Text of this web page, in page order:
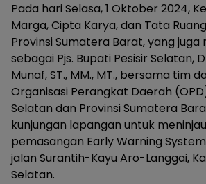
Pada hari Selasa, 1 Oktober 2024,
Marga, Cipta Karya, dan Tata
Provinsi Sumatera Barat, yang juga
sebagai Pjs. Bupati Pesisir Selatan,
Munaf, ST., MM., MT., bersama tim
Organisasi Perangkat Daerah
Selatan dan Provinsi Sumatera
kunjungan lapangan untuk
pemasangan Early Warning
jalan Surantih-Kayu Aro-Langgai,
Selatan.